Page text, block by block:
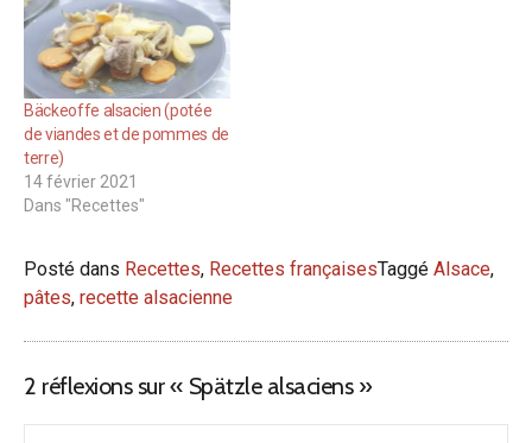
Bäckeoffe alsacien (potée
de viandes et de pommes de
terre)
14 février 2021
Dans "Recettes"
Posté dans Recettes, Recettes françaisesTaggé Alsace,
pâtes, recette alsacienne
2 réflexions sur « Spätzle alsaciens»